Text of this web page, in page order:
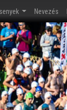
Nevezés